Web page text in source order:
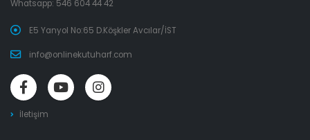
Whatsapp: 546 604 44 42
E5 Yanyol No:65 D.Köşkler Avcılar/İST
info@onlinekutuharf.com
İletişim